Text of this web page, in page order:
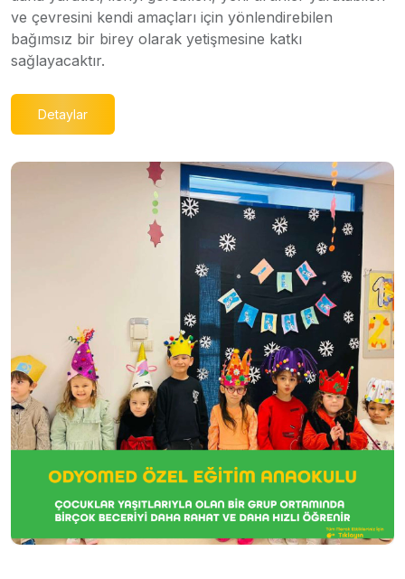
ve çevresini kendi amaçları için yönlendirebilen
bağımsız bir birey olarak yetişmesine katkı
sağlayacaktır.
Detaylar